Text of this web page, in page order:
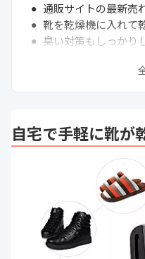
通販サイトの最新売
靴を乾燥機に入れて
臭い対策もしっかり
自宅で手軽に靴が